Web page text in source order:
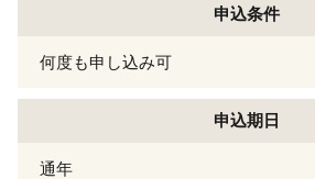
申込条件
何度も申し込み可
申込期日
通年